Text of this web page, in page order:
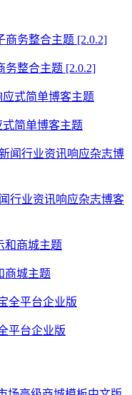
务整合主题 [2.0.2]
式简单博客主题
闻行业资讯响应杂志博客
商城主题
平台企业版